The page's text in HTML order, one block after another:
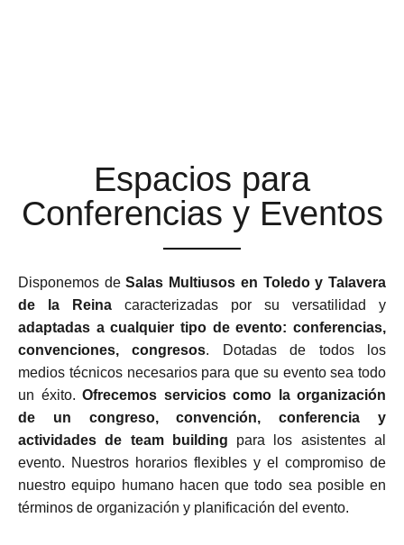
Espacios para
Conferencias y Eventos
Disponemos deSalas Multiusos en Toledo y Talavera
de la Reina caracterizadas por su versatilidad y
adaptadas a cualquier tipo de evento: conferencias,
convenciones, congresos. Dotadas de todos los
medios técnicos necesarios para que su evento sea todo
un éxito. Ofrecemos servicios como la organización
de un congreso, convención, conferencia y
actividades de team building para los asistentes al
evento. Nuestros horarios flexibles y el compromiso de
nuestro equipo humano hacen que todo sea posible en
términos de organización y planificación del evento.